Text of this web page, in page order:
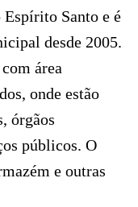
Espírito Santo e é
desde 2005.
área
onde estão
órgãos
públicos. O
e outras